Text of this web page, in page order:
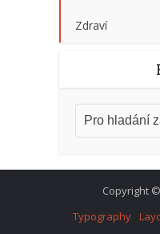
Zdraví
Copyright
Typography